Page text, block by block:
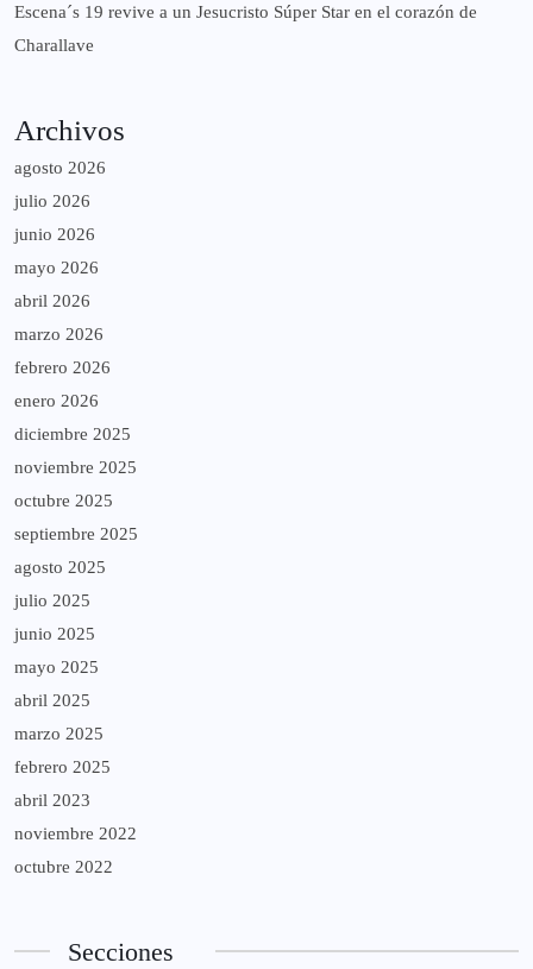
Escena´s 19 revive a un Jesucristo Súper Star en el corazón de
Charallave
Archivos
agosto 2026
julio 2026
junio 2026
mayo 2026
abril 2026
marzo 2026
febrero 2026
enero 2026
diciembre 2025
noviembre 2025
octubre 2025
septiembre 2025
agosto 2025
julio 2025
junio 2025
mayo 2025
abril 2025
marzo 2025
febrero 2025
abril 2023
noviembre 2022
octubre 2022
Secciones